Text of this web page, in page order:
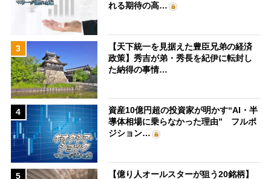
れる期待の高…
3
【天下統一を見据えた豊臣兄弟の経済
政策】秀吉が弟・秀長を紀伊に転封し
た納得の事情…
4
資産10億円超の投資家が明かす“AI・半
導体相場に乗らなかった理由” フルポ
ジション…
5
【億り人オールスターが狙う20銘柄】